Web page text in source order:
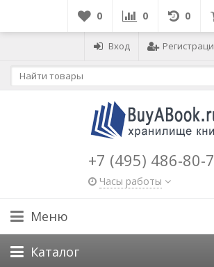
0 0 0
Вход
+7 (495) 486-80-
Часы работы
Меню
Каталог